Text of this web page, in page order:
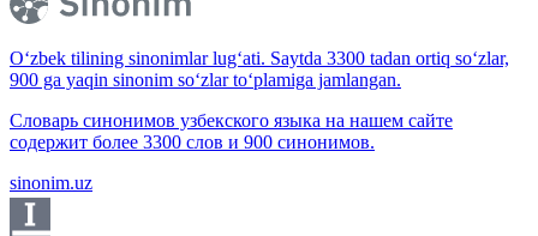
O‘zbek tilining sinonimlar lug‘ati. Saytda 3300 tadan ortiq so‘zlar,
900 ga yaqin sinonim so‘zlar to‘plamiga jamlangan.
Словарь синонимов узбекского языка на нашем сайте
содержит более 3300 слов и 900 синонимов.
sinonim.uz